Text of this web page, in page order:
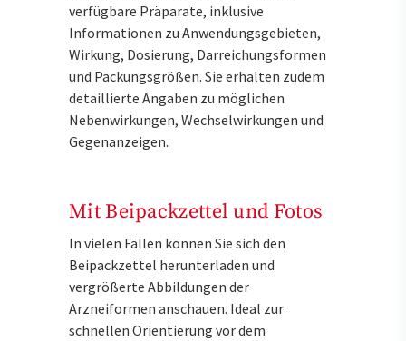
verfügbare Präparate, inklusive
Informationen zu Anwendungsgebieten,
Wirkung, Dosierung, Darreichungsformen
und Packungsgrößen. Sie erhalten zudem
detaillierte Angaben zu möglichen
Nebenwirkungen, Wechselwirkungen und
Gegenanzeigen.
Mit Beipackzettel und Fotos
In vielen Fällen können Sie sich den
Beipackzettel herunterladen und
vergrößerte Abbildungen der
Arzneiformen anschauen. Ideal zur
schnellen Orientierung vor dem